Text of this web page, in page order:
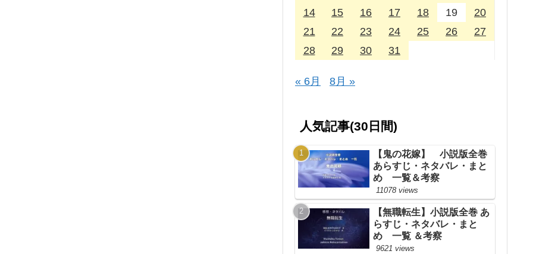
14
15 16 17 18 19
20
21
22 23 24 25 26
27
28
29 30 31
« 6月 8月 »
人気記事(30日間)
【鬼の花嫁】 小説版全巻
あらすじ・ネタバレ・まと
め 一覧＆考察
11078 views
【無職転生】小説版全巻 あ
らすじ・ネタバレ・まと
め 一覧 ＆考察
9621 views